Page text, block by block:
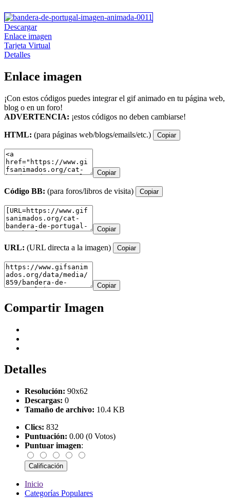
Descargar
Enlace imagen
Tarjeta Virtual
Detalles
Enlace imagen
¡Con estos códigos puedes integrar el gif animado en tu página web,
blog o en un foro!
ADVERTENCIA: ¡estos códigos no deben cambiarse!
HTML: (para páginas web/blogs/emails/etc.) Copiar
Copiar
Código BB: (para foros/libros de visita) Copiar
Copiar
URL: (URL directa a la imagen) Copiar
Copiar
Compartir Imagen
Detalles
Resolución: 90x62
Descargas: 0
Tamaño de archivo: 10.4 KB
Clics: 832
Puntuación: 0.00 (0 Votos)
Puntuar imagen:
Inicio
Categorías Populares